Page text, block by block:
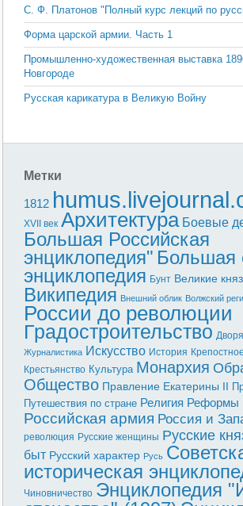
С. Ф. Платонов "Полный курс лекций по
Форма царской армии. Часть 1
Промышленно-художественная выставка
Новгороде
Русская карикатура в Великую Войну
Метки
1812
XVII век Архитектура Боевые
Большая Российская
энциклопедия" Большая
энциклопедия Бунт Великие
Википедия Внешний облик Волжский
России до революции
Градостроительство
Журналистика Искусство История
Крестьянство Культура Монархия
Общество Правление Екатерины II
Путешествия по стране Религия Реформы
Российская армия Россия и
революция Русские женщины Русские
быт Русский характер Русь
историческая
Чиновничество Энциклопедия